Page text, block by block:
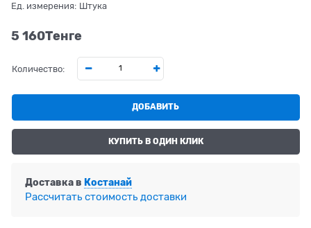
Ед. измерения: Штука
5 160Tенге
Количество:
ДОБАВИТЬ
КУПИТЬ В ОДИН КЛИК
Доставка в Костанай
Рассчитать стоимость доставки